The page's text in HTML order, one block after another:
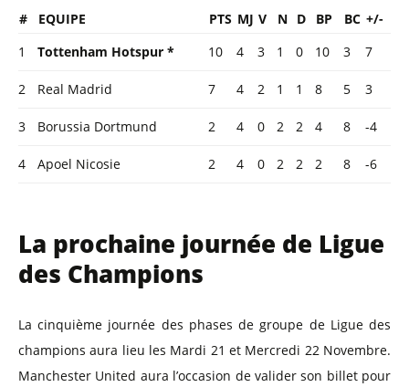
# EQUIPE PTS MJ V N D BP BC +/-
1
Tottenham Hotspur * 10 4 3 1 0 10 3 7
2 Real Madrid 7 4 2 1 1 8 5 3
3 Borussia Dortmund 2 4 0 2 2 4 8 -4
4 Apoel Nicosie 2 4 0 2 2 2 8 -6
La prochaine journée de Ligue
des Champions
La cinquième journée des phases de groupe de Ligue des
champions aura lieu les Mardi 21 et Mercredi 22 Novembre.
Manchester United aura l’occasion de valider son billet pour